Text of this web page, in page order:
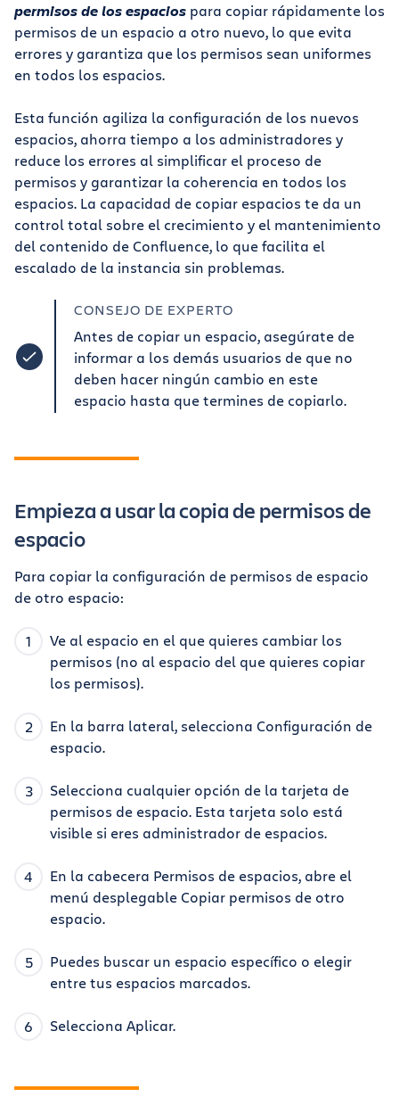
permisos de los espacios para copiar rápidamente los
permisos de un espacio a otro nuevo, lo que evita
errores y garantiza que los permisos sean uniformes
en todos los espacios.
Esta función agiliza la configuración de los nuevos
espacios, ahorra tiempo a los administradores y
reduce los errores al simplificar el proceso de
permisos y garantizar la coherencia en todos los
espacios. La capacidad de copiar espacios te da un
control total sobre el crecimiento y el mantenimiento
del contenido de Confluence, lo que facilita el
escalado de la instancia sin problemas.
CONSEJO DE EXPERTO
Antes de copiar un espacio, asegúrate de
informar a los demás usuarios de que no
deben hacer ningún cambio en este
espacio hasta que termines de copiarlo.
Empieza a usar la copia de permisos de
espacio
Para copiar la configuración de permisos de espacio
de otro espacio:
Ve al espacio en el que quieres cambiar los
permisos (no al espacio del que quieres copiar
los permisos).
En la barra lateral, selecciona Configuración de
espacio.
Selecciona cualquier opción de la tarjeta de
permisos de espacio. Esta tarjeta solo está
visible si eres administrador de espacios.
En la cabecera Permisos de espacios, abre el
menú desplegable Copiar permisos de otro
espacio.
Puedes buscar un espacio específico o elegir
entre tus espacios marcados.
Selecciona Aplicar.